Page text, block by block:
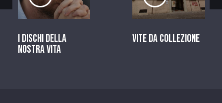
I dischi della
nostra vita
Vite da Collezione